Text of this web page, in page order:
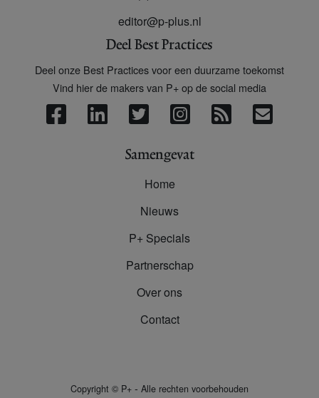
editor@p-plus.nl
Deel Best Practices
Deel onze Best Practices voor een duurzame toekomst
Vind hier de makers van P+ op de social media
Samengevat
Home
Nieuws
P+ Specials
Partnerschap
Over ons
Contact
Copyright © P+ - Alle rechten voorbehouden